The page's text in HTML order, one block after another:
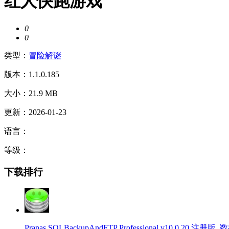
0
0
类型： 冒险解谜
版本：1.1.0.185
大小：21.9 MB
更新：2026-01-23
语言：
等级：
下载排行